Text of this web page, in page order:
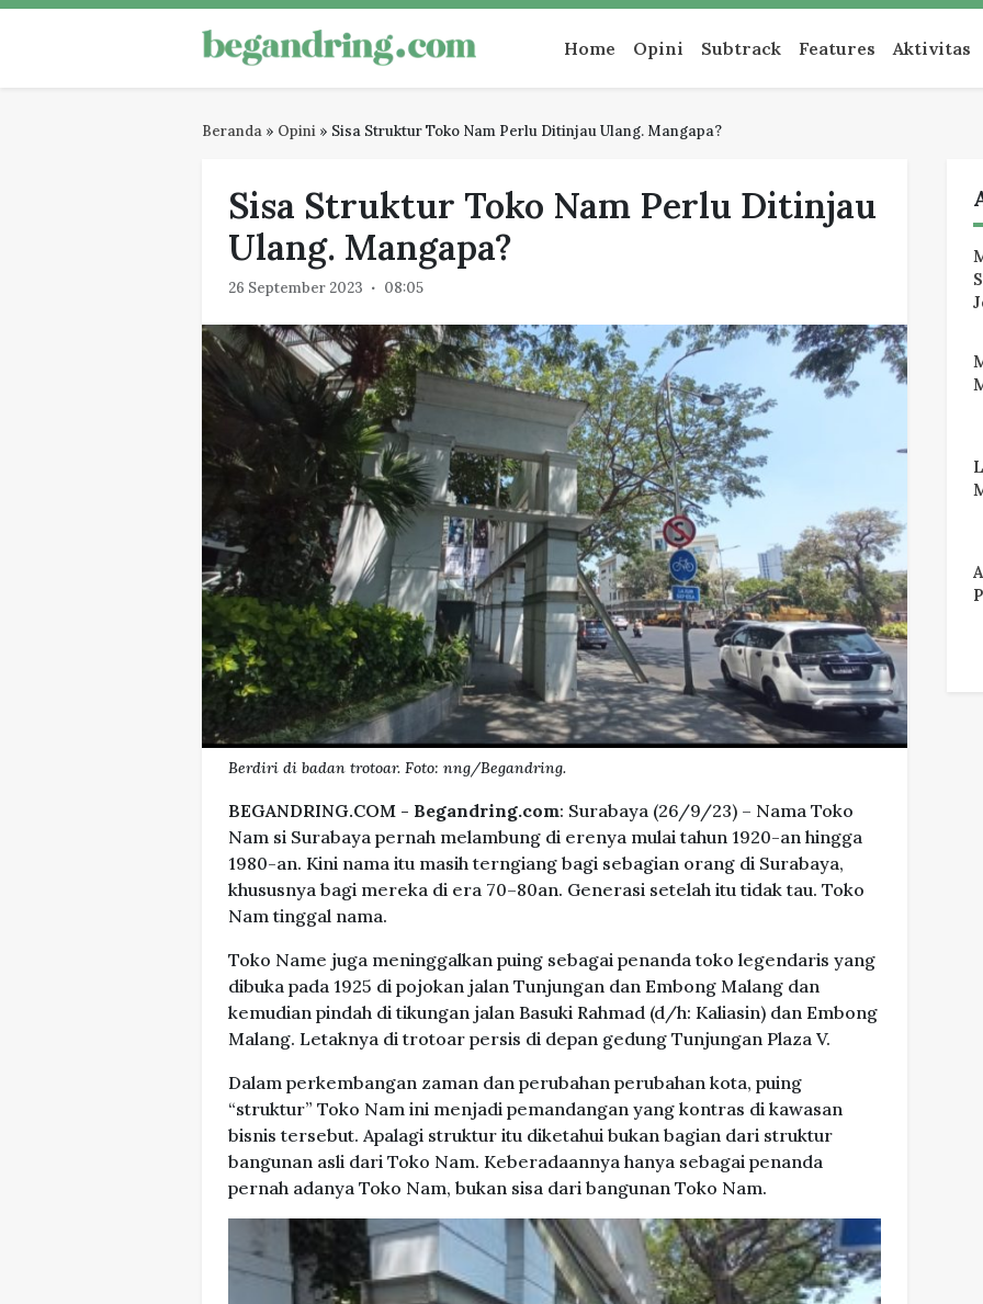
Skip
Begandring
Menjaga ingatan untuk masa depan Home Opini Subtrack Features Aktivitas
Beranda » Opini » Sisa Struktur Toko Nam Perlu Ditinjau Ulang. Mangapa?
Sisa Struktur Toko Nam Perlu Ditinjau
Ulang. Mangapa?
26 September 2023 08:05
Berdiri di badan trotoar. Foto: nng/Begandring.
BEGANDRING.COM - Begandring.com: Surabaya (26/9/23) – Nama Toko
Nam si Surabaya pernah melambung di erenya mulai tahun 1920-an hingga
1980-an. Kini nama itu masih terngiang bagi sebagian orang di Surabaya,
khususnya bagi mereka di era 70–80an. Generasi setelah itu tidak tau. Toko
Nam tinggal nama.
Toko Name juga meninggalkan puing sebagai penanda toko legendaris yang
dibuka pada 1925 di pojokan jalan Tunjungan dan Embong Malang dan
kemudian pindah di tikungan jalan Basuki Rahmad (d/h: Kaliasin) dan Embong
Malang. Letaknya di trotoar persis di depan gedung Tunjungan Plaza V.
Dalam perkembangan zaman dan perubahan perubahan kota, puing
“struktur” Toko Nam ini menjadi pemandangan yang kontras di kawasan
bisnis tersebut. Apalagi struktur itu diketahui bukan bagian dari struktur
bangunan asli dari Toko Nam. Keberadaannya hanya sebagai penanda
pernah adanya Toko Nam, bukan sisa dari bangunan Toko Nam.